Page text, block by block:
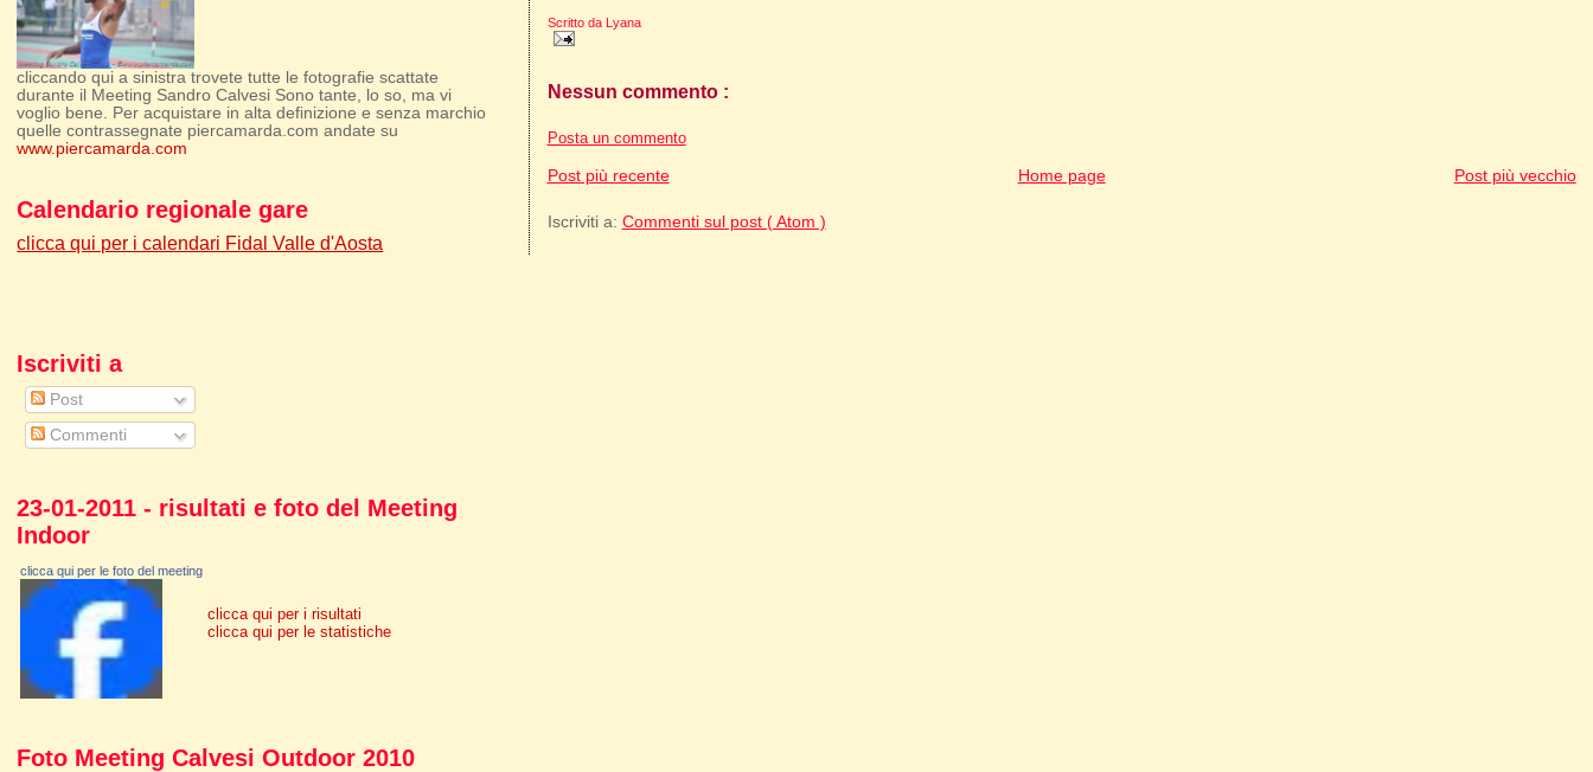
Scritto da Lyana
Nessun commento :
Posta un commento
Post più recente Post più vecchio
Home page
Iscriviti a: Commenti sul post ( Atom )
cliccando qui a sinistra trovete tutte le fotografie scattate
durante il Meeting Sandro Calvesi Sono tante, lo so, ma vi
voglio bene. Per acquistare in alta definizione e senza marchio
quelle contrassegnate piercamarda.com andate su
www.piercamarda.com
Calendario regionale gare
clicca qui per i calendari Fidal Valle d'Aosta
Iscriviti a
Post
Commenti
23-01-2011 - risultati e foto del Meeting
Indoor
clicca qui per le foto del meeting
clicca qui per i risultati
clicca qui per le statistiche
Foto Meeting Calvesi Outdoor 2010